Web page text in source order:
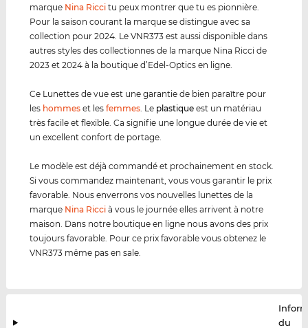
marque Nina Ricci tu peux montrer que tu es pionnière.
Pour la saison courant la marque se distingue avec sa
collection pour 2024. Le VNR373 est aussi disponible dans
autres styles des collectionnes de la marque Nina Ricci de
2023 et 2024 à la boutique d’Edel-Optics en ligne.
Ce Lunettes de vue est une garantie de bien paraître pour
les hommes et lesfemmes . Le plastique est un matériau
très facile et flexible. Ca signifie une longue durée de vie et
un excellent confort de portage.
Le modèle est déjà commandé et prochainement en stock.
Si vous commandez maintenant, vous vous garantir le prix
favorable. Nous enverrons vos nouvelles lunettes de la
marque Nina Ricci à vous le journée elles arrivent à notre
maison. Dans notre boutique en ligne nous avons des prix
toujours favorable. Pour ce prix favorable vous obtenez le
VNR373 même pas en sale.
du